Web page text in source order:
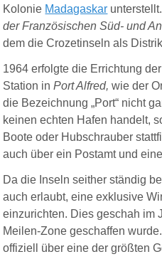
Kolonie Madagaskar
der Französischen Süd- und
dem die Crozetinseln als
1964 erfolgte die Errichtung
Station inPort Alfred, wie der
die Bezeichnung „Port“ nicht
keinen echten Hafen handelt,
Boote oder Hubschrauber
auch über ein Postamt und
Da die Inseln seither ständig
auch erlaubt, eine exklusive
einzurichten. Dies geschah im
Meilen-Zone geschaffen
offiziell über eine der größten